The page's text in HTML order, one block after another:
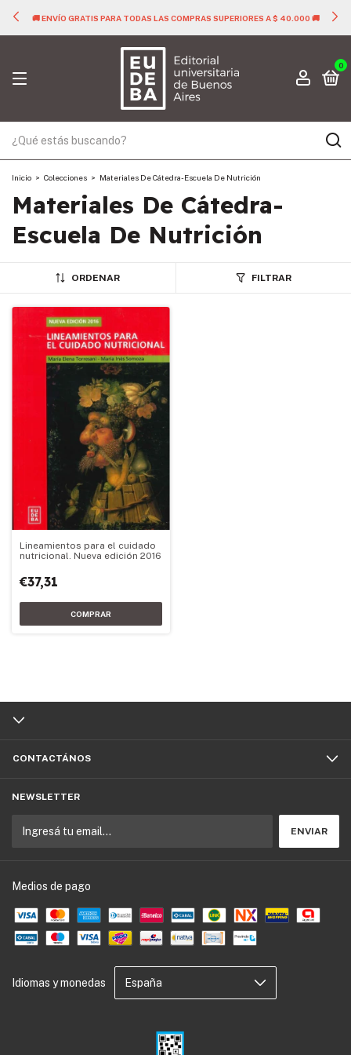
🚚 ENVÍO GRATIS PARA TODAS LAS COMPRAS SUPERIORES A $ 40.000 🚚
0
Inicio > Colecciones > Materiales De Cátedra- Escuela De Nutrición
Materiales De Cátedra-
Escuela De Nutrición
ORDENAR FILTRAR
Lineamientos para el cuidado
nutricional. Nueva edición 2016
€37,31
CONTACTÁNOS
NEWSLETTER
Medios de pago
Idiomas y monedas